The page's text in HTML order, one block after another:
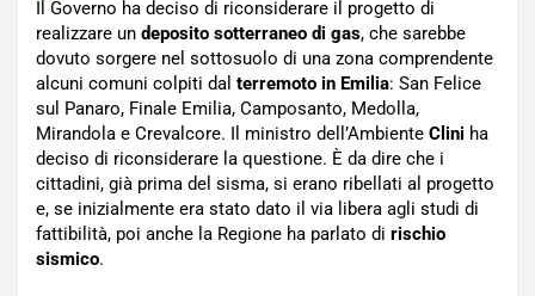
Il Governo ha deciso di riconsiderare il progetto di
realizzare un deposito sotterraneo di gas, che sarebbe
dovuto sorgere nel sottosuolo di una zona comprendente
alcuni comuni colpiti dal terremoto in Emilia: San Felice
sul Panaro, Finale Emilia, Camposanto, Medolla,
Mirandola e Crevalcore. Il ministro dell’Ambiente Clini ha
deciso di riconsiderare la questione. È da dire che i
cittadini, già prima del sisma, si erano ribellati al progetto
e, se inizialmente era stato dato il via libera agli studi di
fattibilità, poi anche la Regione ha parlato di rischio
sismico.